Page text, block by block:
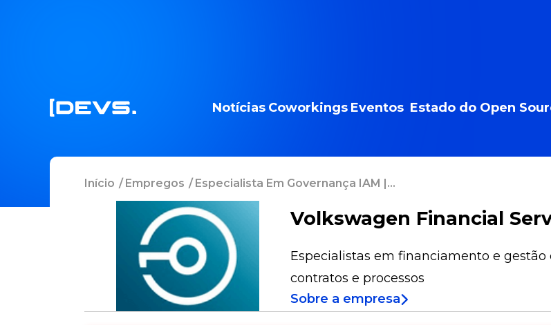
Notícias Coworkings Eventos Estado do Open
Início /Empregos / Especialista Em Governança IAM |...
Volkswagen Financial
Especialistas em financiamento e
contratos e processos
Sobre a empresa